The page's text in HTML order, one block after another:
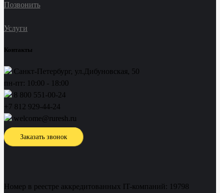
Позвонить
Услуги
Контакты
Санкт-Петербург, ул.Дибуновская, 50
пн-пт: 10:00 - 18:00
8 800 551-00-24
+7 812 929-44-24
welcome@ruresh.ru
Заказать звонок
Номер в реестре аккредитованных IT-компаний: 19798